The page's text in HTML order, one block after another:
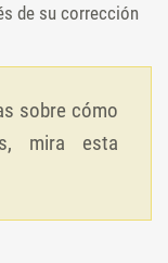
de su corrección
sobre cómo
mira esta